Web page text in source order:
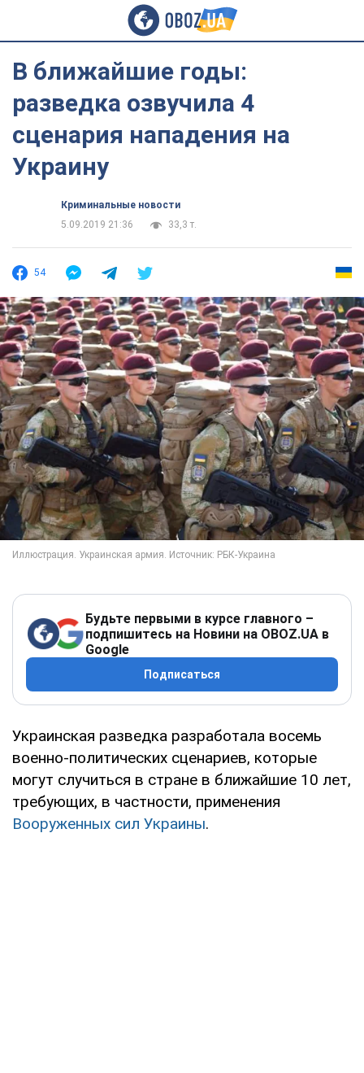
В ближайшие годы:
разведка озвучила 4
сценария нападения на
Украину
Криминальные новости
5.09.2019 21:36
33,3 т.
54
Будьте первыми в курсе главного –
подпишитесь на Новини на OBOZ.UA в
Google
Подписаться
Украинская разведка разработала восемь
военно-политических сценариев, которые
могут случиться в стране в ближайшие 10 лет,
требующих, в частности, применения
Вооруженных сил Украины.